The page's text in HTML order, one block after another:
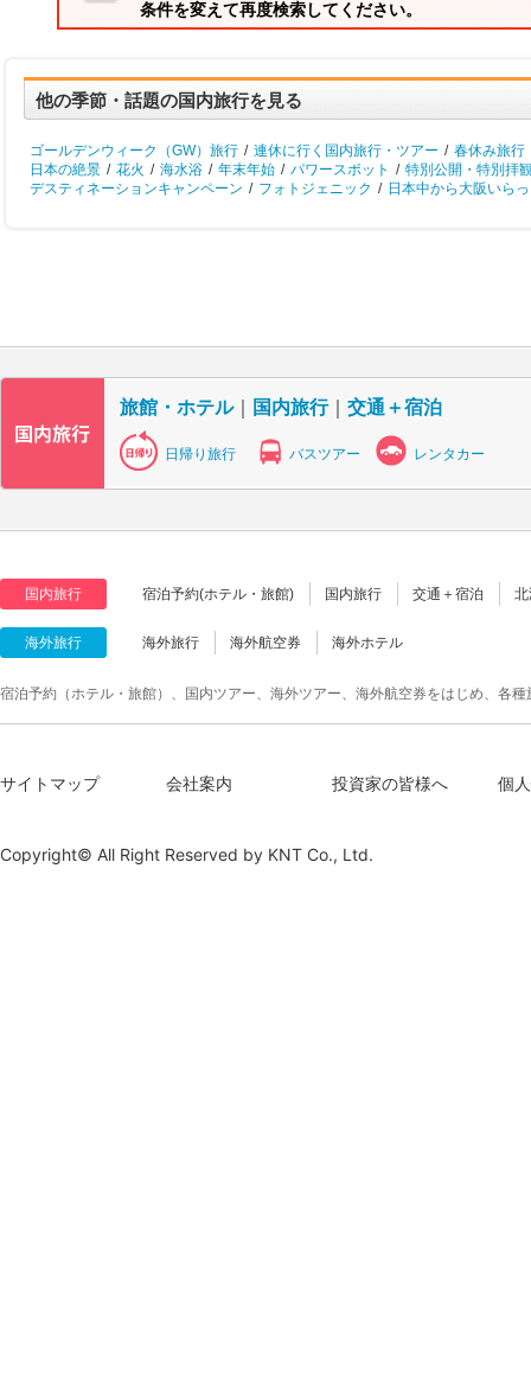
条件を変えて再度検索してください。
他の季節・話題の国内旅行を見る
ゴールデンウィーク（GW）旅行 / 連休に行く国内旅行・ツアー / 春休み旅行
日本の絶景 / 花火 / 海水浴 / 年末年始 / パワースポット / 特別公開・特別拝
デスティネーションキャンペーン / フォトジェニック / 日本中から大阪いら
旅館・ホテル｜ 国内旅行｜ 交通＋宿泊
日帰り旅行 バスツアー レンタカー
国内旅行 宿泊予約(ホテル・旅館) 国内旅行 交通＋宿泊
海外旅行 海外旅行 海外航空券 海外ホテル
宿泊予約（ホテル・旅館）、国内ツアー、海外ツアー、海外航空券をはじめ、各
サイトマップ 会社案内 投資家の皆様へ 個
Copyright© All Right Reserved by KNT Co., Ltd.